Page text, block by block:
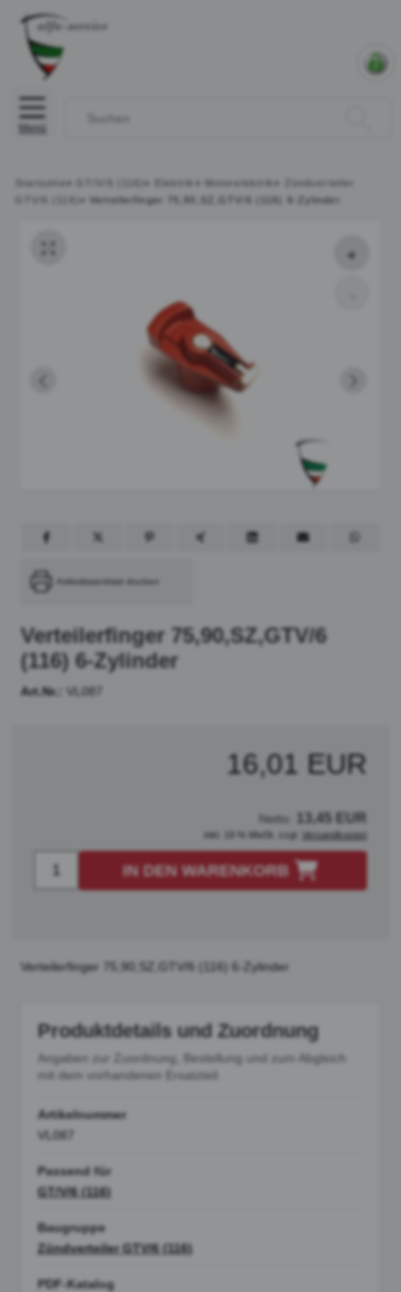
Menü
Startseite » » Elektrik » Motorelektrik »
Zündverteiler
» Verteilerfinger 75,90,SZ,GTV/6 (116) 6-Zylinder
Artikeldatenblatt drucken
Verteilerfinger 75,90,SZ,GTV/6
(116) 6-Zylinder
Art.Nr.: VL087
16,01 EUR
Netto: 13,45 EUR
inkl. 19 % MwSt. zzgl. Versandkosten
IN DEN WARENKORB
Verteilerfinger 75,90,SZ,GTV/6 (116) 6-Zylinder
Produktdetails und Zuordnung
Angaben zur Zuordnung, Bestellung und zum Abgleich
mit dem vorhandenen Ersatzteil.
Artikelnummer
VL087
Passend für
GT/V/6 (116)
Baugruppe
Zündverteiler GTV/6 (116)
PDF-Katalog